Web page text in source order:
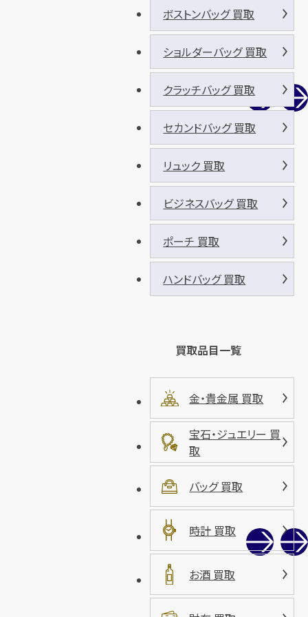
ボストンバッグ 買取
ショルダーバッグ 買取
クラッチバッグ 買取
セカンドバッグ 買取
リュック 買取
ビジネスバッグ 買取
ポーチ 買取
ハンドバッグ 買取
買取品目一覧
金・貴金属 買取
宝石・ジュエリー 買
取
バッグ 買取
時計 買取
お酒 買取